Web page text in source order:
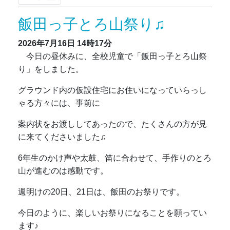
飯田っ子とろ山祭り♫
2026年7月16日 14時17分
今日の昼休みに、全校児童で「飯田っ子とろ山祭
り」をしました。
グラウンド内の仮設住宅にお住いになっていらっし
ゃる方々には、事前に
案内状をお渡ししてあったので、たくさんの方が見
に来てくださいました♫
6年生のかけ声や太鼓、笛に合わせて、手作りのとろ
山が進むのは感動です。
週明けの20日、21日は、飯田のお祭りです。
今日のように、楽しいお祭りになることを願ってい
ます♪